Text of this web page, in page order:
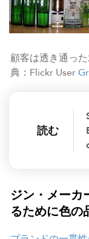
顧客は透き通っ
典：Flickr User
読む
ジン・メーカ
るために色の